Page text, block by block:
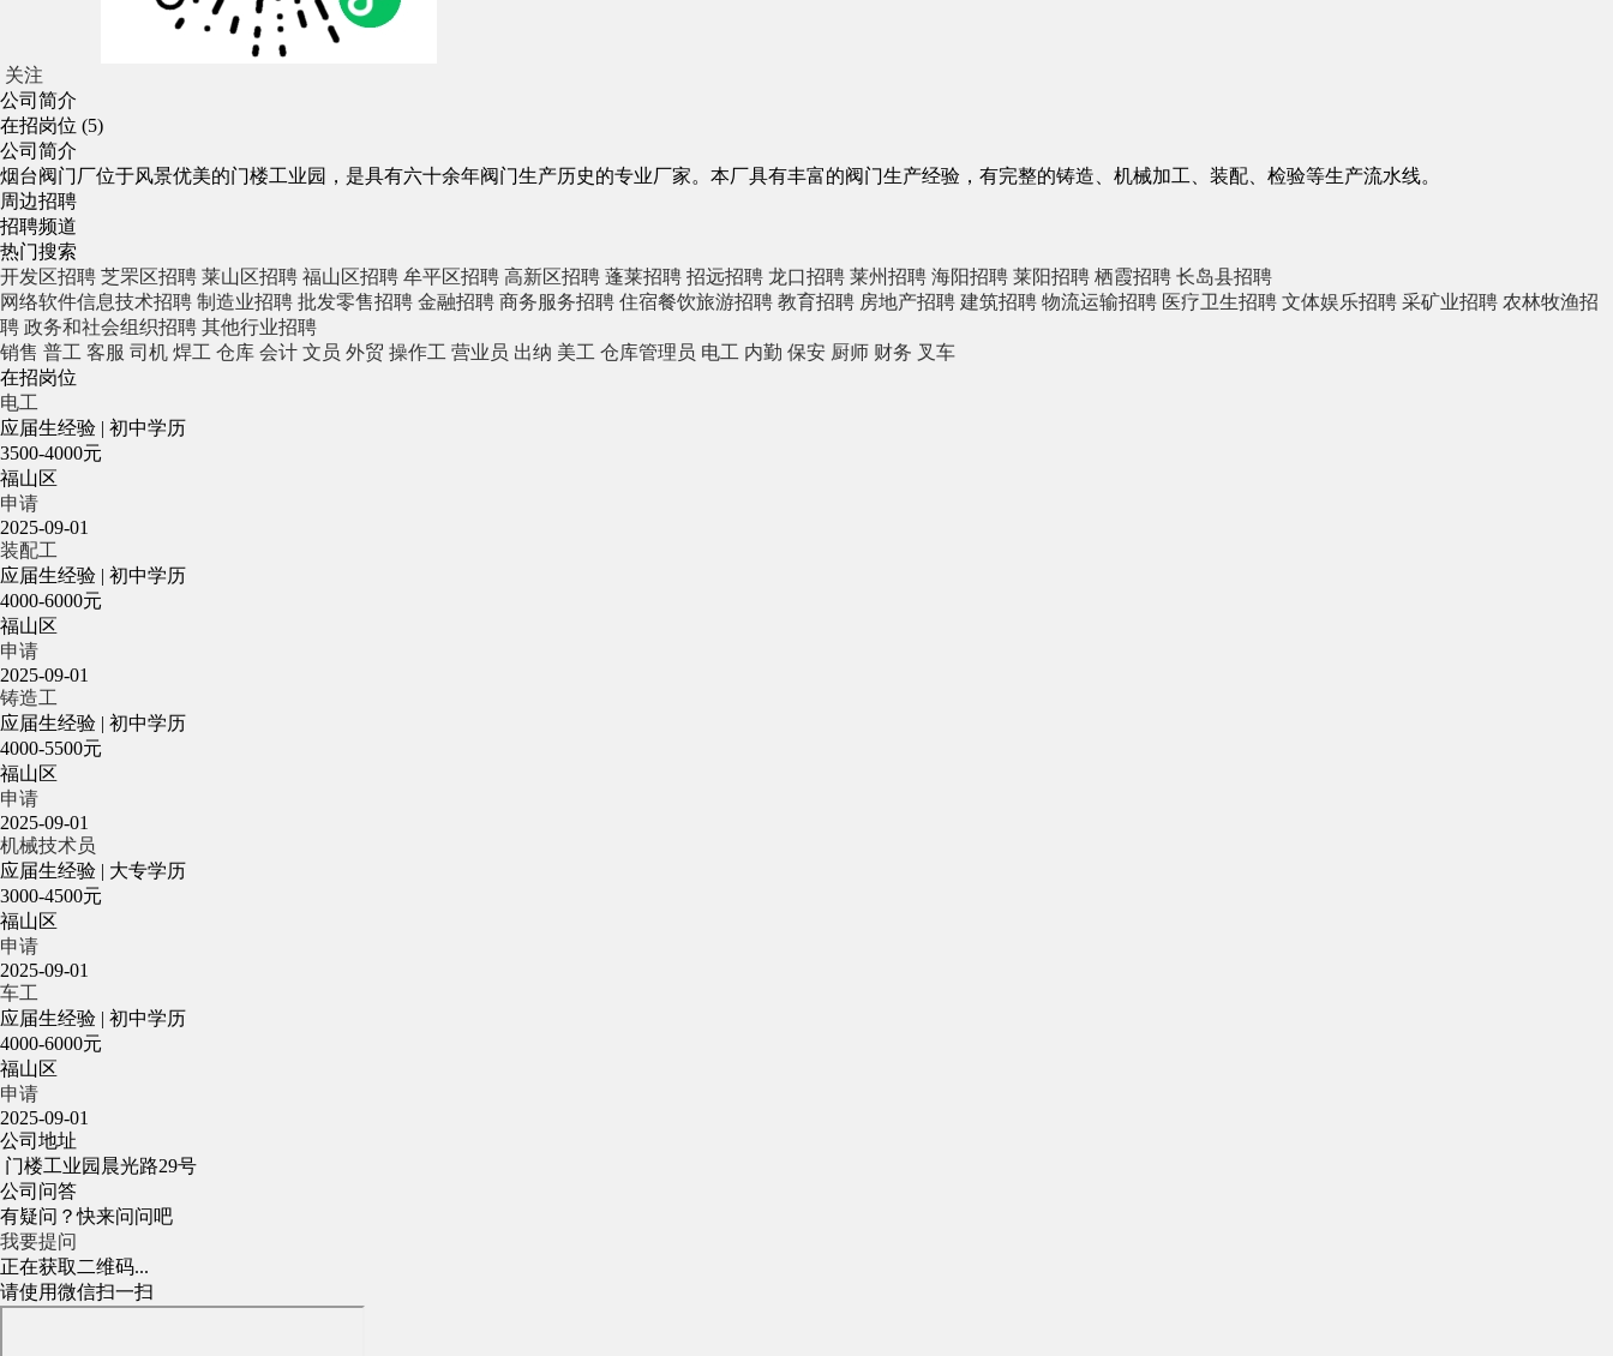
关注
公司简介
在招岗位 (5)
公司简介
烟台阀门厂位于风景优美的门楼工业园，是具有六十余年阀门生产历史的专业厂家。本厂具有丰富的阀门生产经验，有完整的铸造、机械加工、装配、检验等生产流水线。
周边招聘
招聘频道
热门搜索
开发区招聘 芝罘区招聘 莱山区招聘 福山区招聘 牟平区招聘 高新区招聘 蓬莱招聘 招远招聘 龙口招聘 莱州招聘 海阳招聘 莱阳招聘 栖霞招聘 长岛县招聘
网络软件信息技术招聘 制造业招聘 批发零售招聘 金融招聘 商务服务招聘 住宿餐饮旅游招聘 教育招聘 房地产招聘 建筑招聘 物流运输招聘 医疗卫生招聘 文体娱乐招聘 采矿业招聘 农林牧渔招
聘 政务和社会组织招聘 其他行业招聘
销售 普工 客服 司机 焊工 仓库 会计 文员 外贸 操作工 营业员 出纳 美工 仓库管理员 电工 内勤 保安 厨师 财务 叉车
在招岗位
电工
应届生经验 | 初中学历
3500-4000元
福山区
申请
2025-09-01
装配工
应届生经验 | 初中学历
4000-6000元
福山区
申请
2025-09-01
铸造工
应届生经验 | 初中学历
4000-5500元
福山区
申请
2025-09-01
机械技术员
应届生经验 | 大专学历
3000-4500元
福山区
申请
2025-09-01
车工
应届生经验 | 初中学历
4000-6000元
福山区
申请
2025-09-01
公司地址
门楼工业园晨光路29号
公司问答
有疑问？快来问问吧
我要提问
正在获取二维码...
请使用微信扫一扫